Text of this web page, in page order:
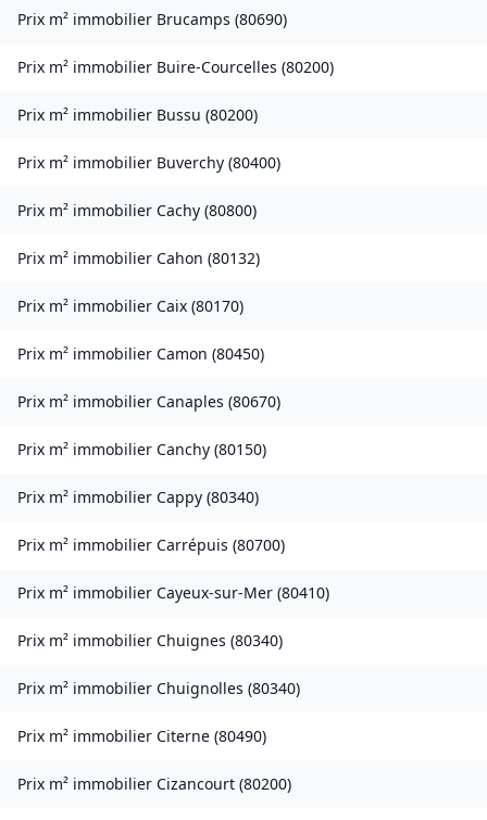
Prix m² immobilier Brucamps (80690)
Prix m² immobilier Buire-Courcelles (80200)
Prix m² immobilier Bussu (80200)
Prix m² immobilier Buverchy (80400)
Prix m² immobilier Cachy (80800)
Prix m² immobilier Cahon (80132)
Prix m² immobilier Caix (80170)
Prix m² immobilier Camon (80450)
Prix m² immobilier Canaples (80670)
Prix m² immobilier Canchy (80150)
Prix m² immobilier Cappy (80340)
Prix m² immobilier Carrépuis (80700)
Prix m² immobilier Cayeux-sur-Mer (80410)
Prix m² immobilier Chuignes (80340)
Prix m² immobilier Chuignolles (80340)
Prix m² immobilier Citerne (80490)
Prix m² immobilier Cizancourt (80200)